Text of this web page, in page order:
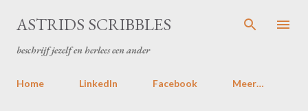
Doorgaan naar hoofdcontent
ASTRIDS SCRIBBLES
beschrijf jezelf en herlees een ander
Home LinkedIn Facebook Meer…